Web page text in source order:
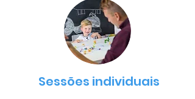
Sessões individuais